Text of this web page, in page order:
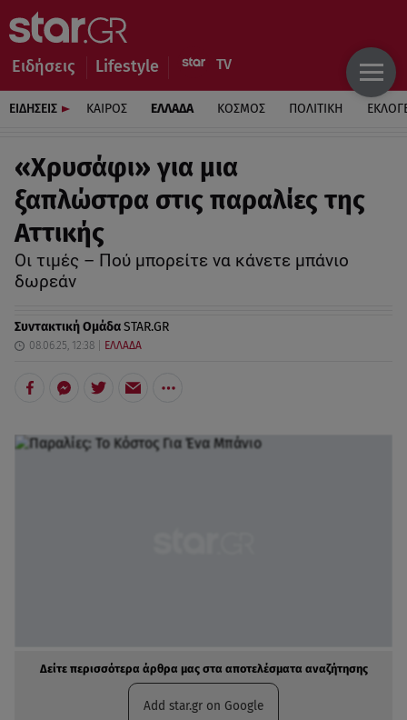
Ειδήσεις Lifestyle
ΕΙΔΗΣΕΙΣ ΚΑΙΡΟΣ ΕΛΛΑΔΑ ΚΟΣΜΟΣ ΠΟΛΙΤΙΚΗ
«Χρυσάφι» για μια
ξαπλώστρα στις παραλίες της
Αττικής
Οι τιμές – Πού μπορείτε να κάνετε μπάνιο
δωρεάν
Συντακτική ΟμάδαSTAR.GR
08.06.25, 12:38 ΕΛΛΑΔΑ
Δείτε περισσότερα άρθρα μας στα αποτελέσματα αναζήτησης
Add star.gr on Google